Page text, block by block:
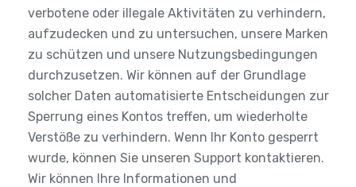
verbotene oder illegale Aktivitäten zu verhindern,
aufzudecken und zu untersuchen, unsere Marken
zu schützen und unsere Nutzungsbedingungen
durchzusetzen. Wir können auf der Grundlage
solcher Daten automatisierte Entscheidungen zur
Sperrung eines Kontos treffen, um wiederholte
Verstöße zu verhindern. Wenn Ihr Konto gesperrt
wurde, können Sie unseren Support kontaktieren.
Wir können Ihre Informationen und